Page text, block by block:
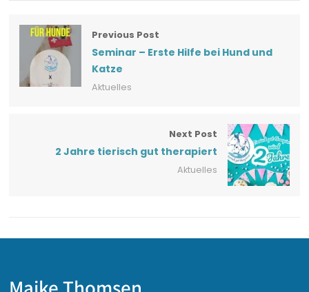
Previous Post
Seminar – Erste Hilfe bei Hund und
Katze
Aktuelles
Next Post
2 Jahre tierisch gut therapiert
Aktuelles